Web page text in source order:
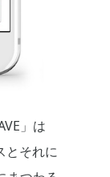
」は
とそれに